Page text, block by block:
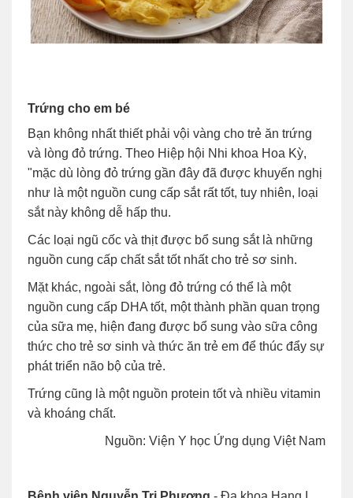
Trứng cho em bé
Bạn không nhất thiết phải vội vàng cho trẻ ăn trứng
và lòng đỏ trứng. Theo Hiệp hội Nhi khoa Hoa Kỳ,
"mặc dù lòng đỏ trứng gần đây đã được khuyến nghị
như là một nguồn cung cấp sắt rất tốt, tuy nhiên, loại
sắt này không dễ hấp thu.
Các loại ngũ cốc và thịt được bổ sung sắt là những
nguồn cung cấp chất sắt tốt nhất cho trẻ sơ sinh.
Mặt khác, ngoài sắt, lòng đỏ trứng có thể là một
nguồn cung cấp DHA tốt, một thành phần quan trọng
của sữa mẹ, hiện đang được bổ sung vào sữa công
thức cho trẻ sơ sinh và thức ăn trẻ em để thúc đẩy sự
phát triển não bộ của trẻ.
Trứng cũng là một nguồn protein tốt và nhiều vitamin
và khoáng chất.
Nguồn: Viện Y học Ứng dụng Việt Nam